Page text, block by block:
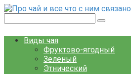
Перейти
контенту
Виды чая
Фруктово-ягодный
Зеленый
Этнический